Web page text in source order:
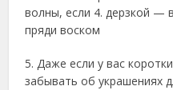
волны, если 4. дерзкой —
пряди воском
5. Даже если у вас
забывать об украшениях